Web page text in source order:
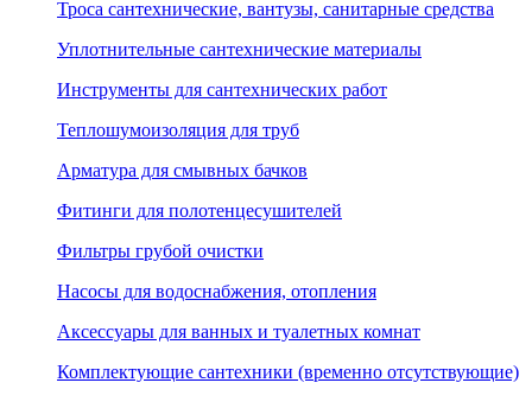
Троса сантехнические, вантузы, санитарные средства
Уплотнительные сантехнические материалы
Инструменты для сантехнических работ
Теплошумоизоляция для труб
Арматура для смывных бачков
Фитинги для полотенцесушителей
Фильтры грубой очистки
Насосы для водоснабжения, отопления
Аксессуары для ванных и туалетных комнат
Комплектующие сантехники (временно отсутствующие)